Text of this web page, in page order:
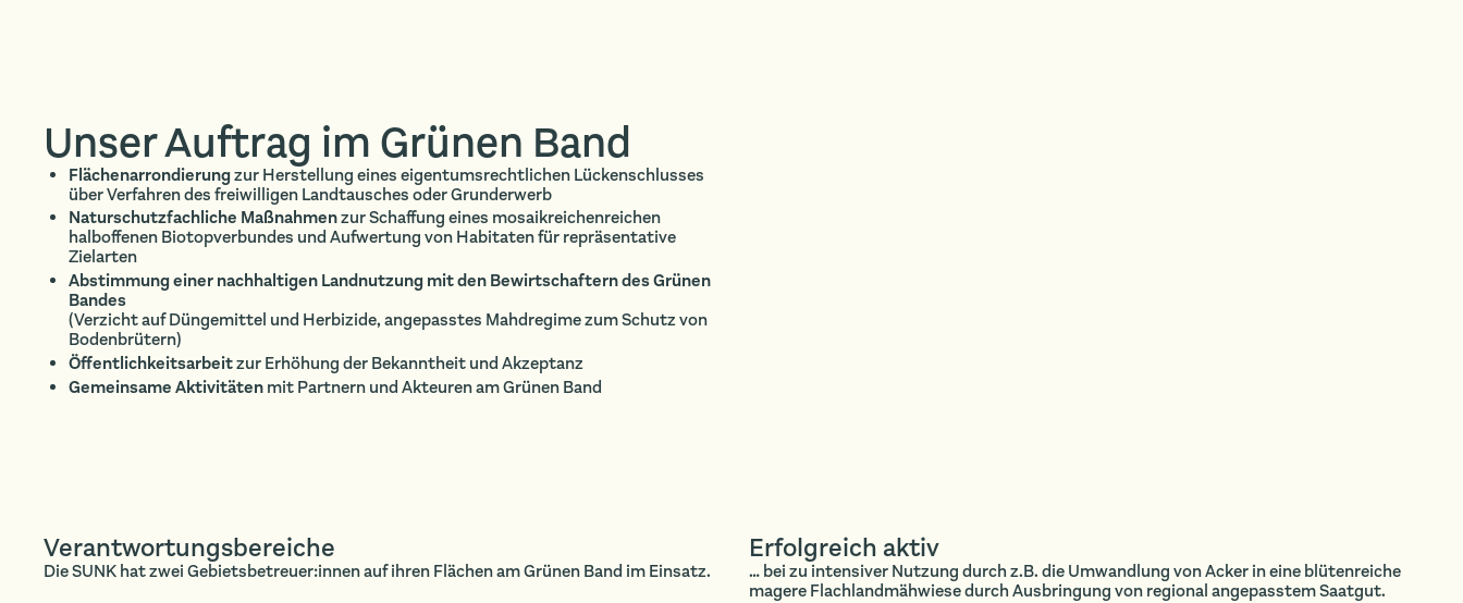
Unser Auftrag im Grünen Band
Flächenarrondierungzur Herstellung eines eigentumsrechtlichen Lückenschlusses
über Verfahren des freiwilligen Landtausches oder Grunderwerb
Naturschutzfachliche Maßnahmenzur Schaffung eines mosaikreichenreichen
halboffenen Biotopverbundes und Aufwertung von Habitaten für repräsentative
Zielarten
Abstimmung einer nachhaltigen Landnutzung mit den Bewirtschaftern des Grünen
Bandes
(Verzicht auf Düngemittel und Herbizide, angepasstes Mahdregime zum Schutz von
Bodenbrütern)
Öffentlichkeitsarbeitzur Erhöhung der Bekanntheit und Akzeptanz
Gemeinsame Aktivitäten mit Partnern und Akteuren am Grünen Band
Verantwortungsbereiche
Die SUNK hat zwei Gebietsbetreuer:innen auf ihren Flächen am Grünen Band im Einsatz.
Erfolgreich aktiv
… bei zu intensiver Nutzung durch z.B. die Umwandlung von Acker in eine blütenreiche
magere Flachlandmähwiese durch Ausbringung von regional angepasstem Saatgut.